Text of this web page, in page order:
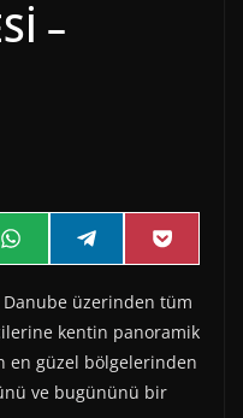
–
Share
on
W
h
t
s
A
p
p
Share
on
e
e
g
r
a
m
Share
on
P
o
k
e
t
Danube üzerinden tüm
kentin panoramik
en güzel bölgelerinden
ve bugününü bir